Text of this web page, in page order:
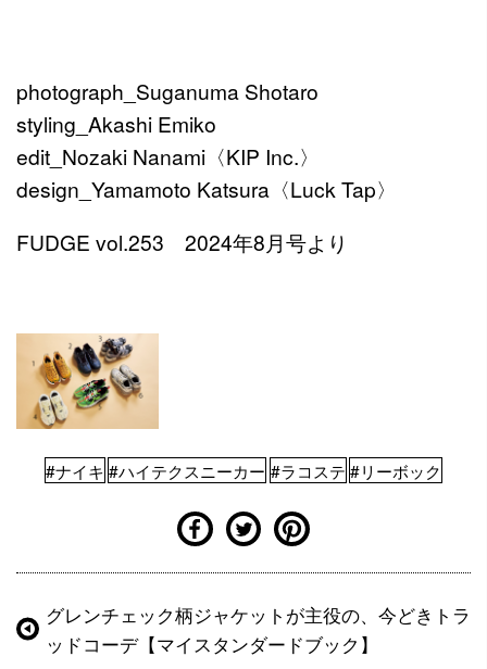
photograph_Suganuma Shotaro
styling_Akashi Emiko
edit_Nozaki Nanami〈KIP Inc.〉
design_Yamamoto Katsura〈Luck Tap〉
FUDGE vol.253 2024年8月号より
#ナイキ #ハイテクスニーカー #ラコステ #リーボック
グレンチェック柄ジャケットが主役の、今どきトラ
ッドコーデ【マイスタンダードブック】